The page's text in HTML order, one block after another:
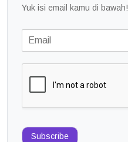
Yuk isi email kamu di bawah!
Subscribe